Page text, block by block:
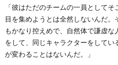
「彼はただのチームの一員として
目を集めようとは全然しないんだ
もかなり控えめで、自然体で謙虚
をして、同じキャラクターをして
が変わることはないんだ。」